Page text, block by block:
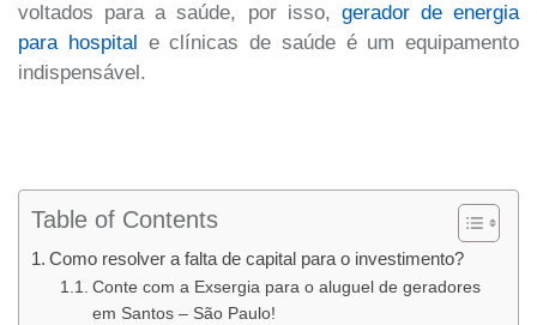
voltados para a saúde, por isso, gerador de energia
para hospital
e clínicas de saúde é um equipamento
indispensável.
Table of Contents
Como resolver a falta de capital para o investimento?
Conte com a Exsergia para o aluguel de geradores
em Santos – São Paulo!